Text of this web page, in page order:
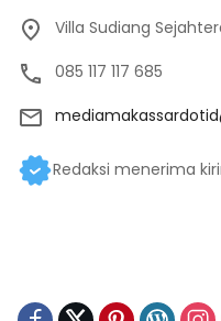
Villa Sudiang
085 117 117 685
Redaksi menerima